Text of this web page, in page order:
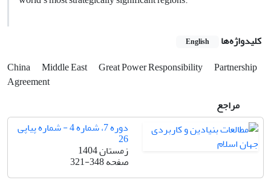
کلیدواژه‌ها English
China Middle East Great Power Responsibility
Partnership
Agreement
مراجع
دوره 7، شماره 4 - شماره پیاپی
26
زمستان 1404
صفحه321-348